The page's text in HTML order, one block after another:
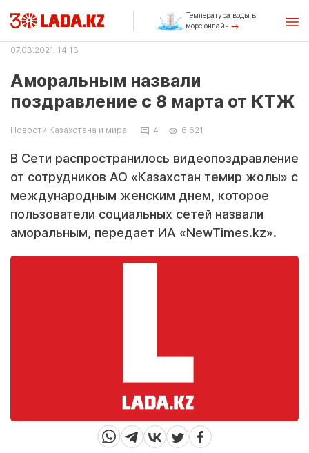
Температура воды в
море онлайн
07.03.2021, 14:13
Аморальным назвали
поздравление с 8 марта от КТЖ
Новости Казахстана и мира 4 6 621
В Сети распространилось видеопоздравление
от сотрудников АО «Казахстан темир жолы» с
международным женским днем, которое
пользователи социальных сетей назвали
аморальным, передает ИА «NewTimes.kz».